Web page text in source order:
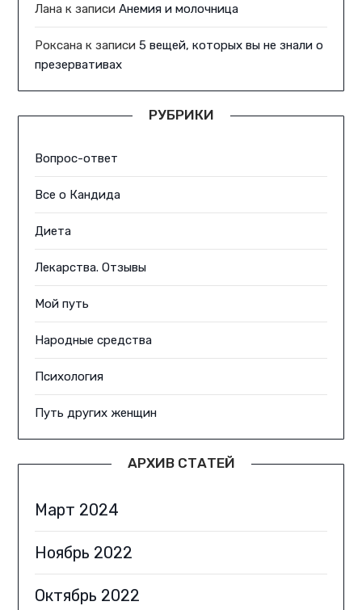
Лана к записиАнемия и молочница
Роксана к записи5 вещей, которых вы не знали о
презервативах
РУБРИКИ
Вопрос-ответ
Все о Кандида
Диета
Лекарства. Отзывы
Мой путь
Народные средства
Психология
Путь других женщин
АРХИВ СТАТЕЙ
Март 2024
Ноябрь 2022
Октябрь 2022